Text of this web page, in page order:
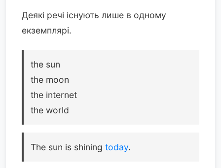
Деякі речі існують лише в одному
екземплярі.
the sun
the moon
the internet
the world
The sun is shining today.